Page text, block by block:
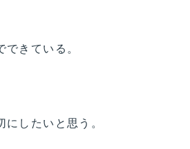
きている。
したいと思う。